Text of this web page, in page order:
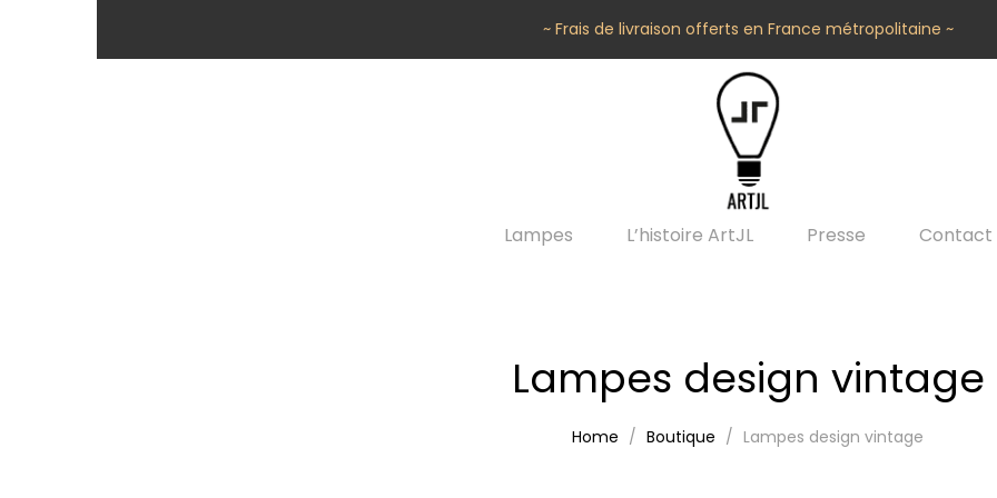
~ Frais de livraison offerts en France métropolitaine ~
Lampes L’histoire ArtJL Presse Contact
Lampes design vintage
Home Boutique Lampes design vintage